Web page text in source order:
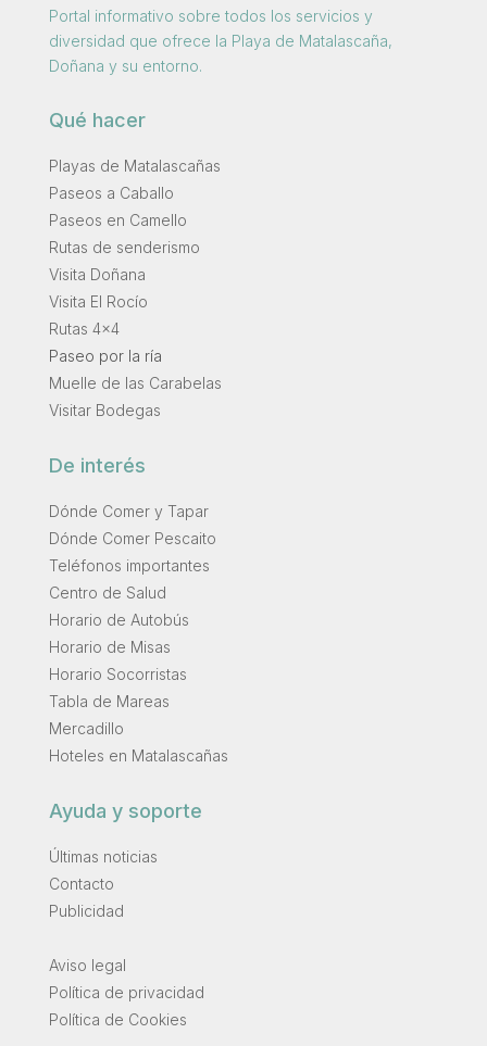
Portal informativo sobre todos los servicios y
diversidad que ofrece la Playa de Matalascaña,
Doñana y su entorno.
Qué hacer
Playas de Matalascañas
Paseos a Caballo
Paseos en Camello
Rutas de senderismo
Visita Doñana
Visita El Rocío
Rutas 4×4
Paseo por la ría
Muelle de las Carabelas
Visitar Bodegas
De interés
Dónde Comer y Tapar
Dónde Comer Pescaito
Teléfonos importantes
Centro de Salud
Horario de Autobús
Horario de Misas
Horario Socorristas
Tabla de Mareas
Mercadillo
Hoteles en Matalascañas
Ayuda y soporte
Últimas noticias
Contacto
Publicidad
Aviso legal
Política de privacidad
Política de Cookies